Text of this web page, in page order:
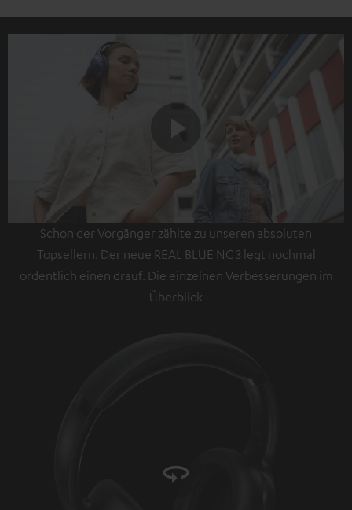
Play
Video
Schon der Vorgänger zählte zu unseren absoluten
Topsellern. Der neue REAL BLUE NC 3 legt nochmal
ordentlich einen drauf. Die einzelnen Verbesserungen im
Überblick